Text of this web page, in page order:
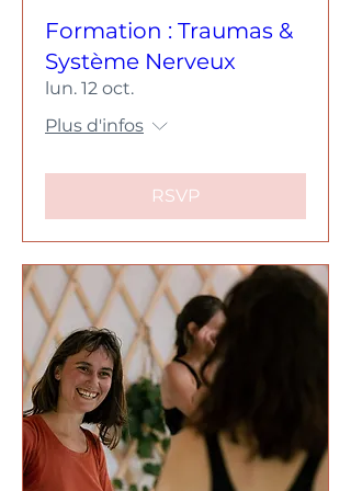
Formation : Traumas &
Système Nerveux
lun. 12 oct.
Plus d'infos
RSVP